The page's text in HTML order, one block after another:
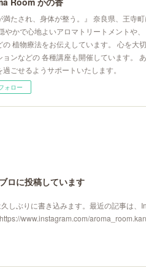
満たされ、身体が整う。』 奈良県、王寺
やかで心地よいアロマトリートメントや
の 植物療法をお伝えしています。 心を大
ョンなどの 各種講座も開催しています。
過ごせるようサポートいたします。
ォロー
ロに投稿しています
しぶりに書き込みます。最近の記事は、
www.instagram.com/